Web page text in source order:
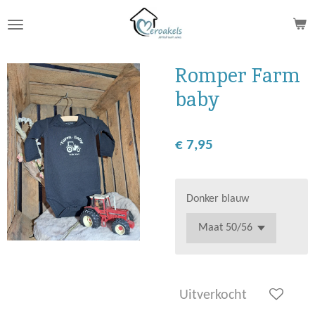
direct
de
hoofdinhoud
Romper Farm
baby
€ 7,95
Donker blauw
Uitverkocht